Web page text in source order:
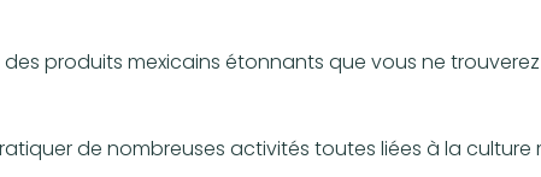
produits mexicains étonnants que vous ne trouverez
de nombreuses activités toutes liées à la culture